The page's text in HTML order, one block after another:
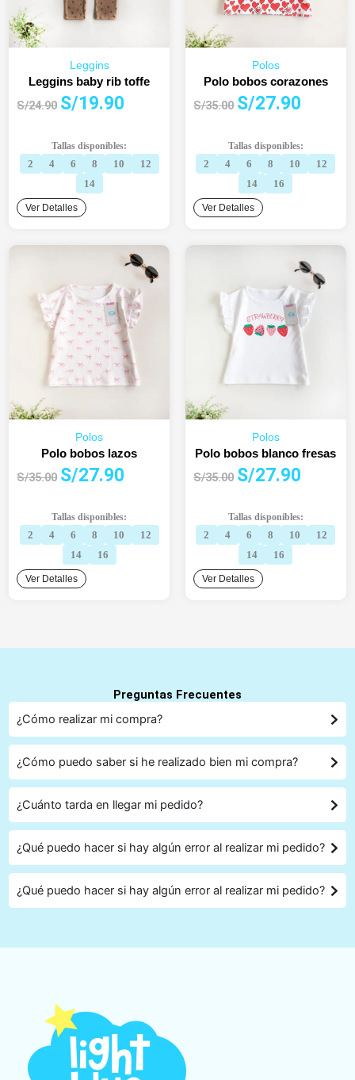
Leggins
Leggins baby rib toffe
S/24.90
El
era:
S/24.90.
S/19.90
es:
S/19.90.
Tallas disponibles:
2 4 6 8 10
12
14
Ver Detalles
Polos
Polo bobos corazones
S/35.00
El
era:
S/35.00.
S/27.90
es:
S/27.90.
Tallas disponibles:
2 4 6 8 10
12
14
16
Ver Detalles
Polos
Polo bobos lazos
S/35.00
El
era:
S/35.00.
S/27.90
es:
S/27.90.
Tallas disponibles:
2 4 6 8 10
12
14
16
Ver Detalles
Polos
Polo bobos blanco fresas
S/35.00
El
era:
S/35.00.
S/27.90
es:
S/27.90.
Tallas disponibles:
2 4 6 8 10
12
14
16
Ver Detalles
Preguntas Frecuentes
¿Cómo realizar mi compra?
¿Cómo puedo saber si he realizado bien mi compra?
¿Cuánto tarda en llegar mi pedido?
¿Qué puedo hacer si hay algún error al realizar mi pedido?
¿Qué puedo hacer si hay algún error al realizar mi pedido?